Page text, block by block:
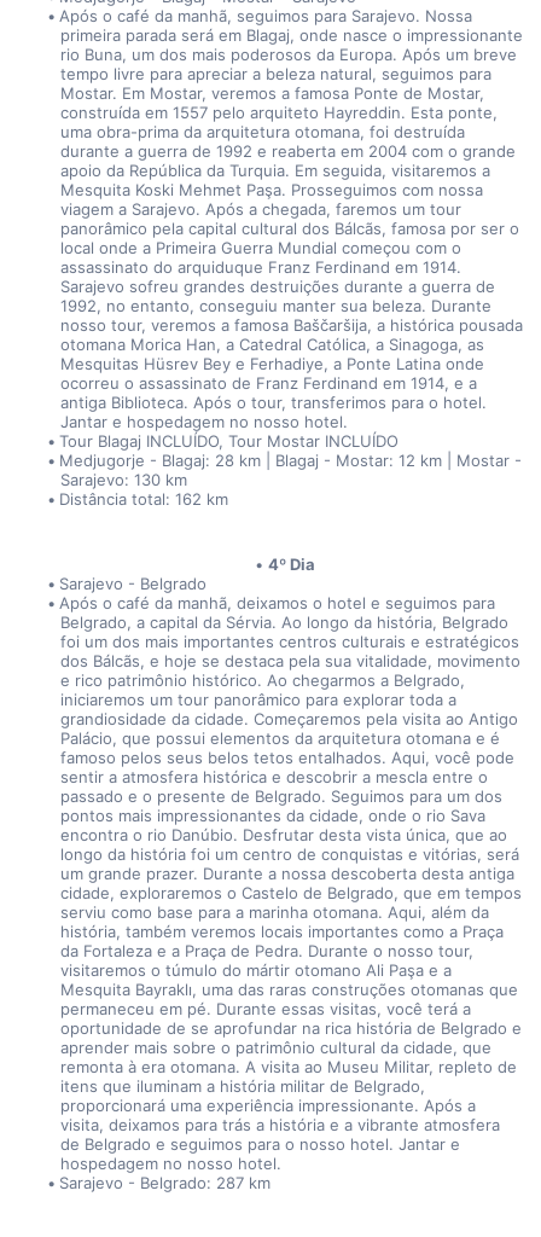
Após o café da manhã, seguimos para Sarajevo. Nossa
primeira parada será em Blagaj, onde nasce o impressionante
rio Buna, um dos mais poderosos da Europa. Após um breve
tempo livre para apreciar a beleza natural, seguimos para
Mostar. Em Mostar, veremos a famosa Ponte de Mostar,
construída em 1557 pelo arquiteto Hayreddin. Esta ponte,
uma obra-prima da arquitetura otomana, foi destruída
durante a guerra de 1992 e reaberta em 2004 com o grande
apoio da República da Turquia. Em seguida, visitaremos a
Mesquita Koski Mehmet Paşa. Prosseguimos com nossa
viagem a Sarajevo. Após a chegada, faremos um tour
panorâmico pela capital cultural dos Bálcãs, famosa por ser o
local onde a Primeira Guerra Mundial começou com o
assassinato do arquiduque Franz Ferdinand em 1914.
Sarajevo sofreu grandes destruições durante a guerra de
1992, no entanto, conseguiu manter sua beleza. Durante
nosso tour, veremos a famosa Baščaršija, a histórica pousada
otomana Morica Han, a Catedral Católica, a Sinagoga, as
Mesquitas Hüsrev Bey e Ferhadiye, a Ponte Latina onde
ocorreu o assassinato de Franz Ferdinand em 1914, e a
antiga Biblioteca. Após o tour, transferimos para o hotel.
Jantar e hospedagem no nosso hotel.
Tour Blagaj INCLUÍDO, Tour Mostar INCLUÍDO
Medjugorje - Blagaj: 28 km | Blagaj - Mostar: 12 km | Mostar -
Sarajevo: 130 km
Distância total: 162 km
4º Dia
Sarajevo - Belgrado
Após o café da manhã, deixamos o hotel e seguimos para
Belgrado, a capital da Sérvia. Ao longo da história, Belgrado
foi um dos mais importantes centros culturais e estratégicos
dos Bálcãs, e hoje se destaca pela sua vitalidade, movimento
e rico patrimônio histórico. Ao chegarmos a Belgrado,
iniciaremos um tour panorâmico para explorar toda a
grandiosidade da cidade. Começaremos pela visita ao Antigo
Palácio, que possui elementos da arquitetura otomana e é
famoso pelos seus belos tetos entalhados. Aqui, você pode
sentir a atmosfera histórica e descobrir a mescla entre o
passado e o presente de Belgrado. Seguimos para um dos
pontos mais impressionantes da cidade, onde o rio Sava
encontra o rio Danúbio. Desfrutar desta vista única, que ao
longo da história foi um centro de conquistas e vitórias, será
um grande prazer. Durante a nossa descoberta desta antiga
cidade, exploraremos o Castelo de Belgrado, que em tempos
serviu como base para a marinha otomana. Aqui, além da
história, também veremos locais importantes como a Praça
da Fortaleza e a Praça de Pedra. Durante o nosso tour,
visitaremos o túmulo do mártir otomano Ali Paşa e a
Mesquita Bayraklı, uma das raras construções otomanas que
permaneceu em pé. Durante essas visitas, você terá a
oportunidade de se aprofundar na rica história de Belgrado e
aprender mais sobre o patrimônio cultural da cidade, que
remonta à era otomana. A visita ao Museu Militar, repleto de
itens que iluminam a história militar de Belgrado,
proporcionará uma experiência impressionante. Após a
visita, deixamos para trás a história e a vibrante atmosfera
de Belgrado e seguimos para o nosso hotel. Jantar e
hospedagem no nosso hotel.
Sarajevo - Belgrado: 287 km